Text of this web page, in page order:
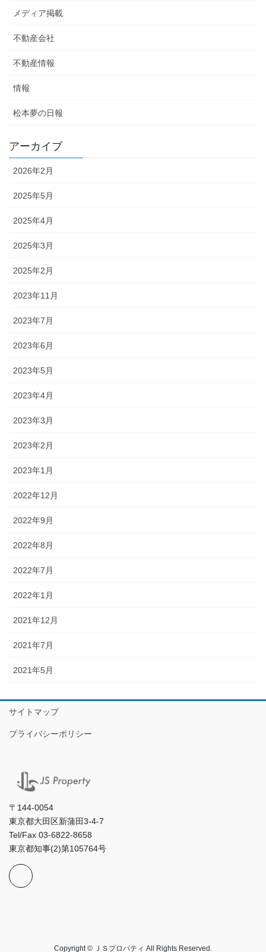
メディア掲載
不動産会社
不動産情報
情報
松本夢の日報
アーカイブ
2026年2月
2025年5月
2025年4月
2025年3月
2025年2月
2023年11月
2023年7月
2023年6月
2023年5月
2023年4月
2023年3月
2023年2月
2023年1月
2022年12月
2022年9月
2022年8月
2022年7月
2022年1月
2021年12月
2021年7月
2021年5月
サイトマップ
プライバシーポリシー
〒144-0054
東京都大田区新蒲田3-4-7
Tel/Fax 03-6822-8658
東京都知事(2)第105764号
Copyright © ＪＳプロパティ All Rights Reserved.